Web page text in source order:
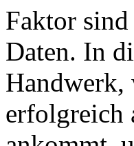
Faktor
Daten. In
Handwerk,
erfolgreich